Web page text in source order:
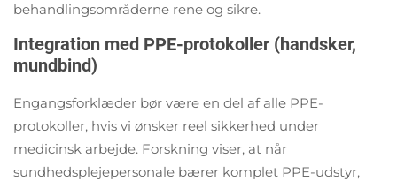
behandlingsområderne rene og sikre.
Integration med PPE-protokoller (handsker,
mundbind)
Engangsforklæder bør være en del af alle PPE-
protokoller, hvis vi ønsker reel sikkerhed under
medicinsk arbejde. Forskning viser, at når
sundhedsplejepersonale bærer komplet PPE-udstyr,